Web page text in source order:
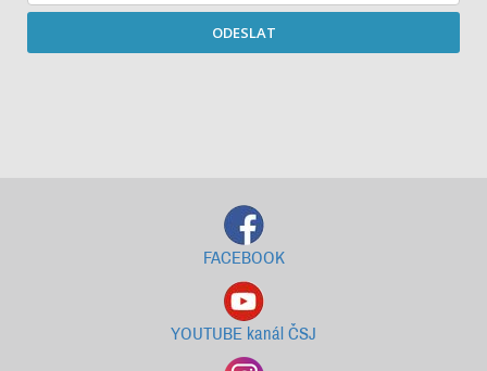
ODESLAT
FACEBOOK
YOUTUBE kanál ČSJ